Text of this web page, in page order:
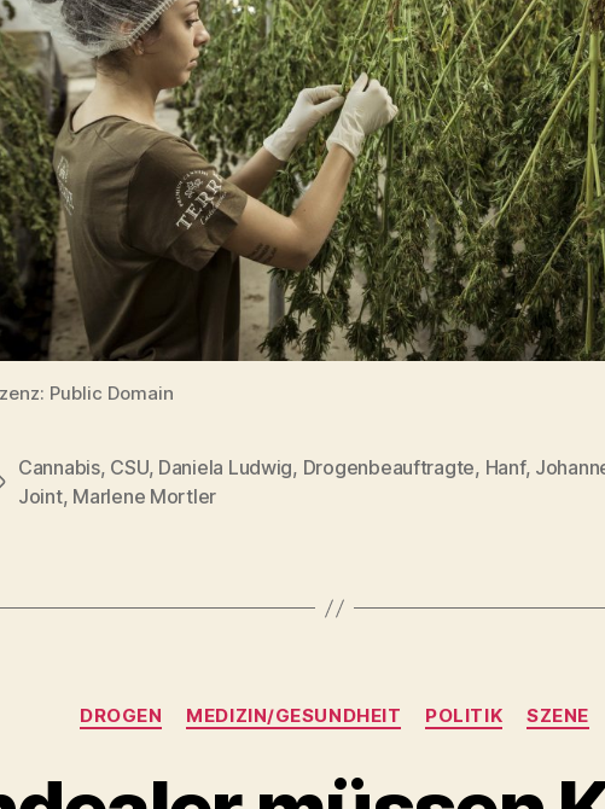
Public Domain
Cannabis, CSU, Daniela Ludwig, Drogenbeauftragte, Hanf,
Joint, Marlene Mortler
Kategorien
DROGEN MEDIZIN/GESUNDHEIT POLITIK SZENE